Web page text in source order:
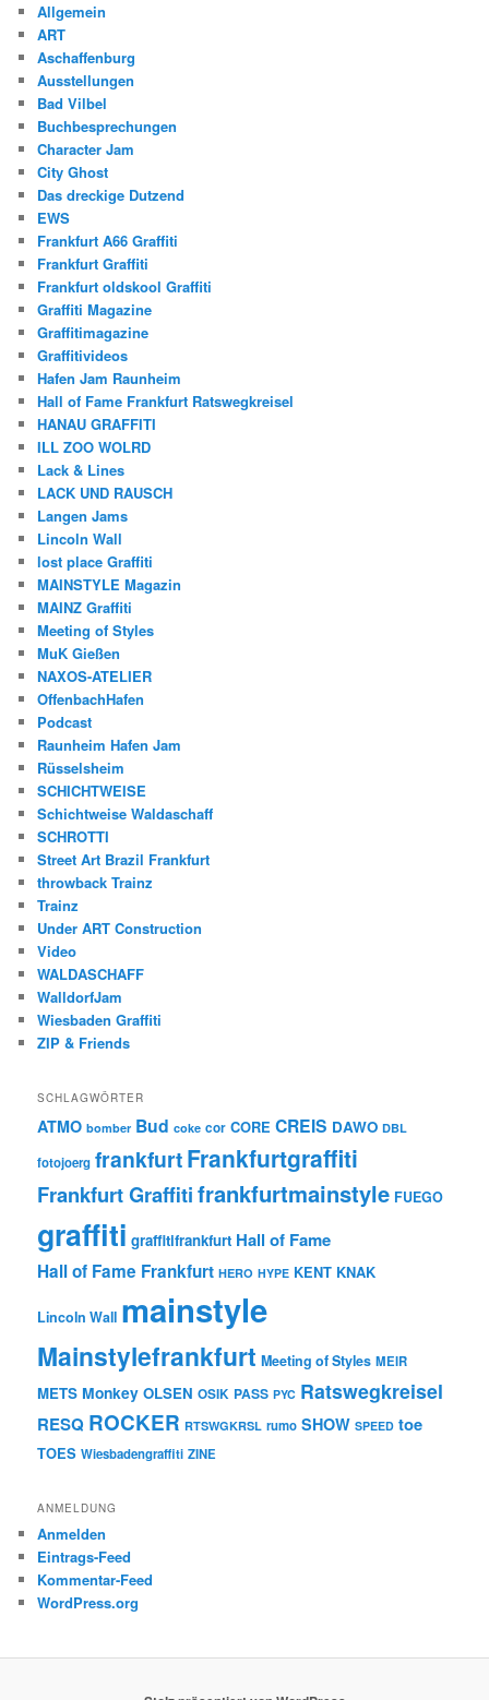
Allgemein
ART
Aschaffenburg
Ausstellungen
Bad Vilbel
Buchbesprechungen
Character Jam
City Ghost
Das dreckige Dutzend
EWS
Frankfurt A66 Graffiti
Frankfurt Graffiti
Frankfurt oldskool Graffiti
Graffiti Magazine
Graffitimagazine
Graffitivideos
Hafen Jam Raunheim
Hall of Fame Frankfurt Ratswegkreisel
HANAU GRAFFITI
ILL ZOO WOLRD
Lack & Lines
LACK UND RAUSCH
Langen Jams
Lincoln Wall
lost place Graffiti
MAINSTYLE Magazin
MAINZ Graffiti
Meeting of Styles
MuK Gießen
NAXOS-ATELIER
OffenbachHafen
Podcast
Raunheim Hafen Jam
Rüsselsheim
SCHICHTWEISE
Schichtweise Waldaschaff
SCHROTTI
Street Art Brazil Frankfurt
throwback Trainz
Trainz
Under ART Construction
Video
WALDASCHAFF
WalldorfJam
Wiesbaden Graffiti
ZIP & Friends
SCHLAGWÖRTER
ATMO bomber Bud coke cor CORE CREIS DAWO DBL
fotojoerg frankfurtFrankfurtgraffiti
Frankfurt Graffitifrankfurtmainstyle FUEGO
graffiti graffitifrankfurt Hall of Fame
Hall of Fame Frankfurt HERO HYPE KENT KNAK
Lincoln Wall mainstyle
Mainstylefrankfurt Meeting of Styles MEIR
METS Monkey OLSEN OSIK PASS PYC Ratswegkreisel
RESQ ROCKER RTSWGKRSL rumo SHOW SPEED toe
TOES Wiesbadengraffiti ZINE
ANMELDUNG
Anmelden
Eintrags-Feed
Kommentar-Feed
WordPress.org